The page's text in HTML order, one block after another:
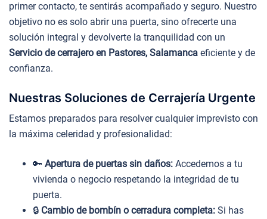
primer contacto, te sentirás acompañado y seguro. Nuestro
objetivo no es solo abrir una puerta, sino ofrecerte una
solución integral y devolverte la tranquilidad con un
Servicio de cerrajero en Pastores, Salamanca eficiente y de
confianza.
Nuestras Soluciones de Cerrajería Urgente
Estamos preparados para resolver cualquier imprevisto con
la máxima celeridad y profesionalidad:
🔑 Apertura de puertas sin daños: Accedemos a tu
vivienda o negocio respetando la integridad de tu
puerta.
🔒 Cambio de bombín o cerradura completa: Si has